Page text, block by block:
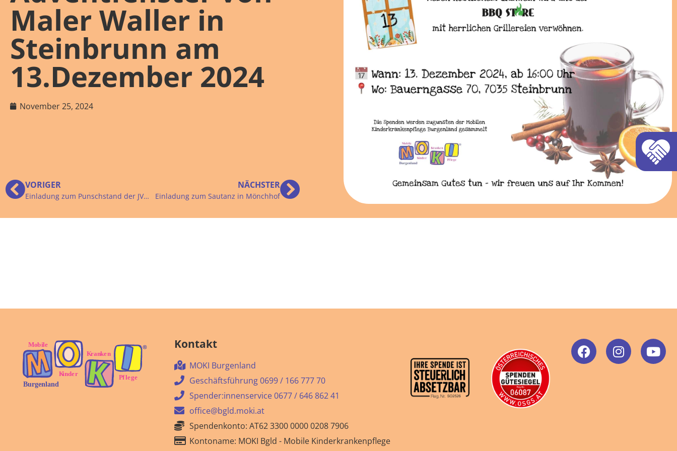
Maler Waller in
Steinbrunn am
13.Dezember 2024
November 25, 2024
VORIGER
Einladung zum Punschstand der JVP in Kittsee am 14.Dezember 2024
NÄCHSTER
Einladung zum Sautanz in Mönchhof
Kontakt
MOKI Burgenland
Geschäftsführung 0699 / 166 777 70
Spender:innenservice 0677 / 646 862 41
office@bgld.moki.at
Spendenkonto: AT62 3300 0000 0208 7906
Kontoname: MOKI Bgld - Mobile Kinderkrankenpflege